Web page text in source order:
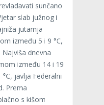
sunčano
slab južnog i
jutarnja
između 5 i 9 °C,
dnevna
između 14 i 19
javlja Federalni
Prema
s kišom